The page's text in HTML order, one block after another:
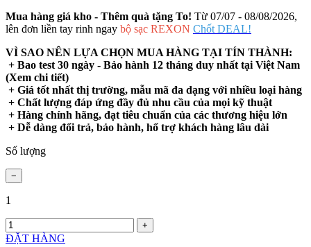
Mua hàng giá kho - Thêm quà tặng To! Từ 07/07 - 08/08/2026,
lên đơn liền tay rinh ngay bộ sạc REXON Chốt DEAL!
VÌ SAO NÊN LỰA CHỌN MUA HÀNG TẠI TÍN THÀNH:
+ Bao test 30 ngày - Bảo hành 12 tháng duy nhất tại Việt Nam
(Xem chi tiết)
+ Giá tốt nhất thị trường, mẫu mã đa dạng với nhiều loại hàng
+ Chất lượng đáp ứng đầy đủ nhu cầu của mọi kỹ thuật
+ Hàng chính hãng, đạt tiêu chuẩn của các thương hiệu lớn
+ Dễ dàng đổi trả, bảo hành, hổ trợ khách hàng lâu dài
Số lượng
1
ĐẶT HÀNG